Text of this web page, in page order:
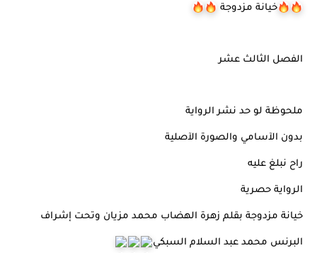
خيانة مزدوجة
الفصل الثالث عشر
ملحوظة لو حد نشر الرواية
بدون الآسامي والصورة الآصلية
راح نبلغ عليه
الرواية حصرية
خيانة مزدوجة بقلم زهرة الهضاب محمد مزيان وتحت إشراف
البرنس محمد عبد السلام السبكي